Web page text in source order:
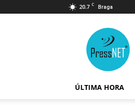
20.7 C Braga
ÚLTIMA HORA